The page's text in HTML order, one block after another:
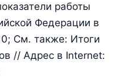
работы
Федерации в
См. также: Итоги
// Адрес в Internet: